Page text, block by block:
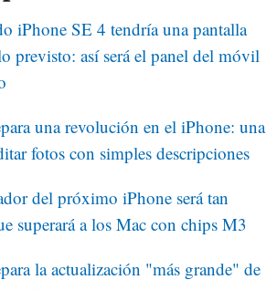
iPhone SE 4 tendría una pantalla
previsto: así será el panel del móvil
una revolución en el iPhone: una
fotos con simples descripciones
del próximo iPhone será tan
superará a los Mac con chips M3
la actualización "más grande" de